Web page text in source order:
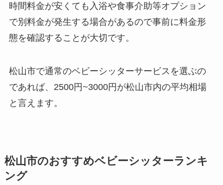
時間料金が安くても入浴や食事介助等オプション
で別料金が発生する場合があるので事前に料金形
態を確認することが大切です。
松山市で通常のベビーシッターサービスを選ぶの
であれば、2500円~3000円が松山市内の平均相場
と言えます。
松山市のおすすめベビーシッターランキ
ング